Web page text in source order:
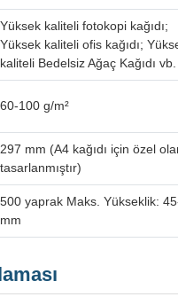
Yüksek kaliteli fotokopi kağıdı;
Yüksek kaliteli ofis kağıdı;
kaliteli Bedelsiz Ağaç Kağıdı vb.
60-100 g/m²
297 mm (A4 kağıdı için özel
tasarlanmıştır)
500 yaprak Maks. Yükseklik:
mm